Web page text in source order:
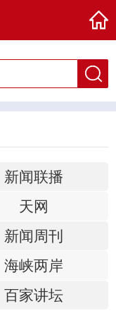
新闻联播
天网
新闻周刊
海峡两岸
百家讲坛